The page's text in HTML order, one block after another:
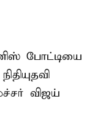
போட்டியை
விஜய்